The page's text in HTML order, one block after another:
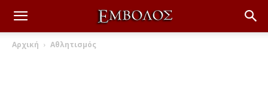
Αρχική Αθλητισμός